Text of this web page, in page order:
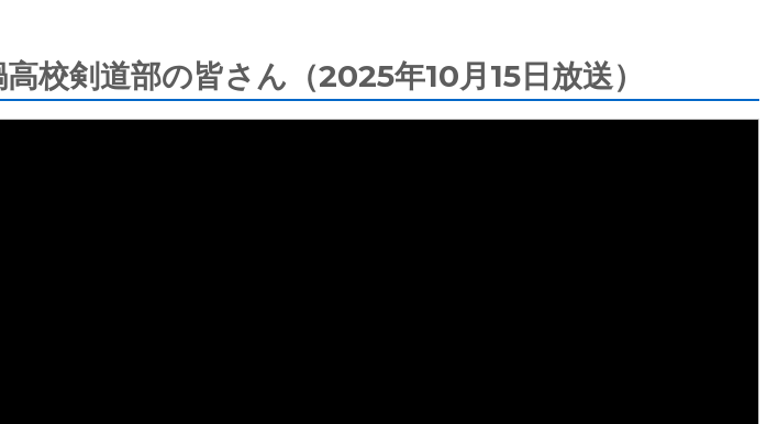
校剣道部の皆さん（2025年10月15日放送）